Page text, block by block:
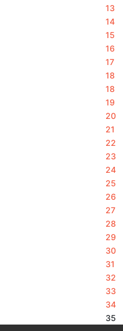
13
14
15
16
17
18
18
19
20
21
22
23
24
25
26
27
28
29
30
31
32
33
34
35